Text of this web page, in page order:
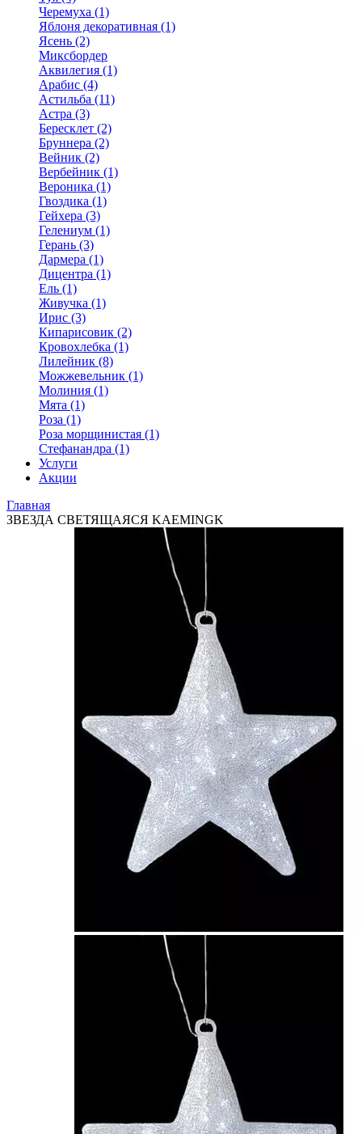
Черемуха (1)
Яблоня декоративная (1)
Ясень (2)
Миксбордер
Аквилегия (1)
Арабис (4)
Астильба (11)
Астра (3)
Бересклет (2)
Бруннера (2)
Вейник (2)
Вербейник (1)
Вероника (1)
Гвоздика (1)
Гейхера (3)
Гелениум (1)
Герань (3)
Дармера (1)
Дицентра (1)
Ель (1)
Живучка (1)
Ирис (3)
Кипарисовик (2)
Кровохлебка (1)
Лилейник (8)
Можжевельник (1)
Молиния (1)
Мята (1)
Роза (1)
Роза морщинистая (1)
Стефанандра (1)
Услуги
Акции
Главная
ЗВЕЗДА СВЕТЯЩАЯСЯ KAEMINGK